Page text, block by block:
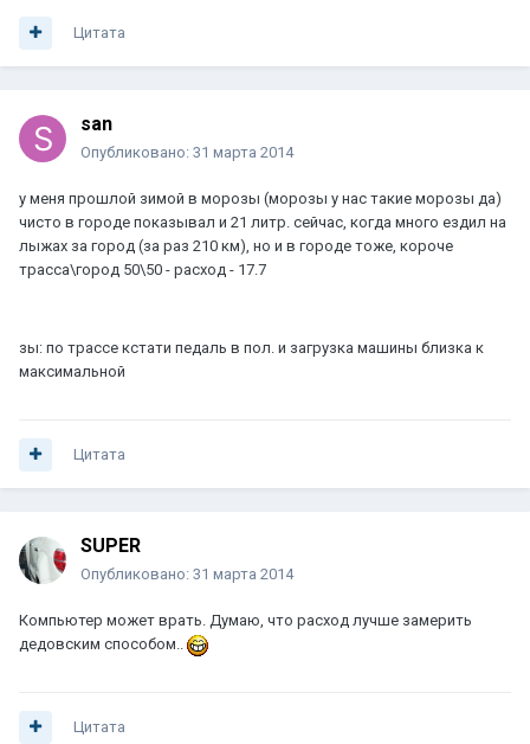
Цитата
san
Опубликовано: 31 марта 2014
у меня прошлой зимой в морозы (морозы у нас такие морозы да)
чисто в городе показывал и 21 литр. сейчас, когда много ездил на
лыжах за город (за раз 210 км), но и в городе тоже, короче
трасса\город 50\50 - расход - 17.7
зы: по трассе кстати педаль в пол. и загрузка машины близка к
максимальной
Цитата
SUPER
Опубликовано: 31 марта 2014
Компьютер может врать. Думаю, что расход лучше замерить
дедовским способом..
Цитата